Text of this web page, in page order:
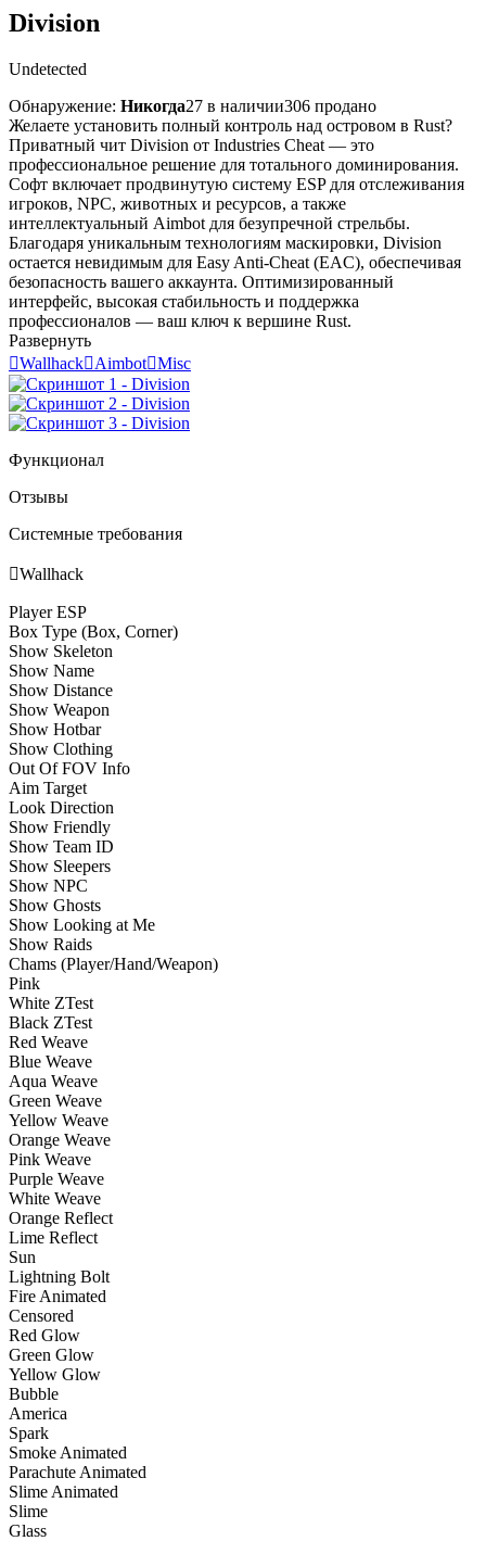
Division
Undetected
Обнаружение: Никогда27 в наличии306 продано
Желаете установить полный контроль над островом в Rust?
Приватный чит Division от Industries Cheat — это
профессиональное решение для тотального доминирования.
Софт включает продвинутую систему ESP для отслеживания
игроков, NPC, животных и ресурсов, а также
интеллектуальный Aimbot для безупречной стрельбы.
Благодаря уникальным технологиям маскировки, Division
остается невидимым для Easy Anti-Cheat (EAC), обеспечивая
безопасность вашего аккаунта. Оптимизированный
интерфейс, высокая стабильность и поддержка
профессионалов — ваш ключ к вершине Rust.
Развернуть
WallhackAimbotMisc
Функционал
Отзывы
Системные требования
Wallhack
Player ESP
Box Type (Box, Corner)
Show Skeleton
Show Name
Show Distance
Show Weapon
Show Hotbar
Show Clothing
Out Of FOV Info
Aim Target
Look Direction
Show Friendly
Show Team ID
Show Sleepers
Show NPC
Show Ghosts
Show Looking at Me
Show Raids
Chams (Player/Hand/Weapon)
Pink
White ZTest
Black ZTest
Red Weave
Blue Weave
Aqua Weave
Green Weave
Yellow Weave
Orange Weave
Pink Weave
Purple Weave
White Weave
Orange Reflect
Lime Reflect
Sun
Lightning Bolt
Fire Animated
Censored
Red Glow
Green Glow
Yellow Glow
Bubble
America
Spark
Smoke Animated
Parachute Animated
Slime Animated
Slime
Glass